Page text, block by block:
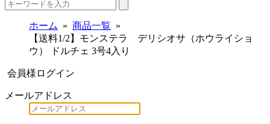
ホーム
商品一覧
【送料1/2】モンステラ デリシオサ（ホウライショ
ウ） ドルチェ 3号4入り
会員様ログイン
メールアドレス